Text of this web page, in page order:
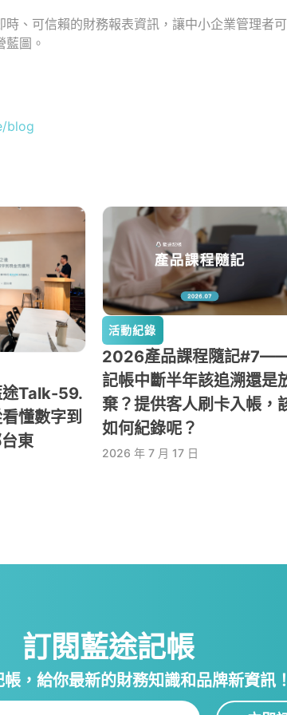
、可信賴的財務報表資訊，讓中小企業管理者可
圖。
blog
Talk-59.
懂數字到
東
活動紀錄
2026產品課程隨記
記帳中斷半年該追溯還是
棄？提供客人刷卡入帳，
如何紀錄呢？
2026 年 7 月 17 日
訂閱藍途記帳
，給你最新的財務知識和品牌新資訊